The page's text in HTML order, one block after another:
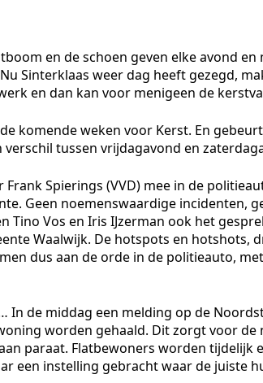
en de schoen geven elke avond
Sinterklaas weer dag heeft gezegd,
en dan kan voor menigeen de
komende weken voor Kerst. En
tussen vrijdagavond en
Spierings (VVD) mee in de
Geen noemenswaardige incidenten,
Tino Vos en Iris IJzerman ook het
Waalwijk. De hotspots en hotshots,
dus aan de orde in de politieauto,
In de middag een melding op de
worden gehaald. Dit zorgt voor de
paraat. Flatbewoners worden tijdelijk
een instelling gebracht waar de juiste